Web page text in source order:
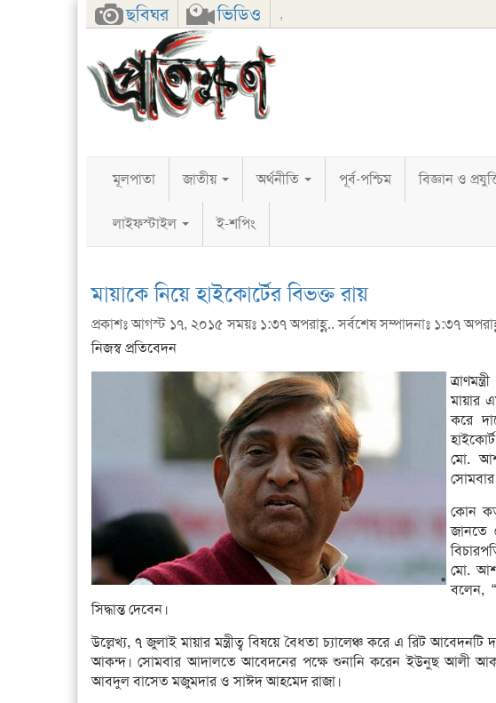
ছবিঘর ভিডিও ,
FacebookTwitterGoogle+
মূলপাতা জাতীয় অর্থনীতি পূর্ব-পশ্চিম বিজ্ঞান ও
লাইফস্টাইল ই-শপিং
মায়াকে নিয়ে হাইকোর্টের বিভক্ত রায়
প্রকাশঃ আগস্ট ১৭, ২০১৫ সময়ঃ ১:৩৭ অপরাহ্ণ.. সর্বশেষ সম্পাদনাঃ ১:৩৭
নিজস্ব প্রতিবেদন
মায়ার
করে
মো.
কোন
জানতে
মো.
বলেন,
সিদ্ধান্ত দেবেন।
উল্লেখ্য, ৭ জুলাই মায়ার মন্ত্রীত্ব বিষয়ে বৈধতা চ্যালেঞ্চ করে এ রিট
আকন্দ। সোমবার আদালতে আবেদনের পক্ষে শুনানি করেন ইউনুছ আলী
আবদুল বাসেত মজুমদার ও সাঈদ আহমেদ রাজা।